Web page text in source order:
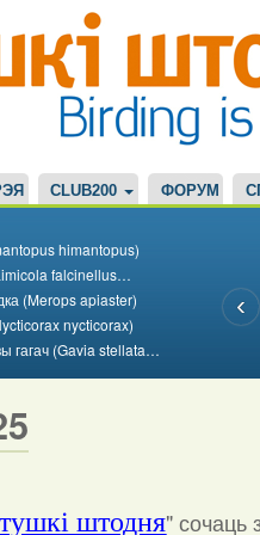
CLUB200 ФОРУМ
himantopus)
falcinellus…
(Merops apiaster)
nycticorax)
гагач (Gavia stellata…
штодня" сочаць